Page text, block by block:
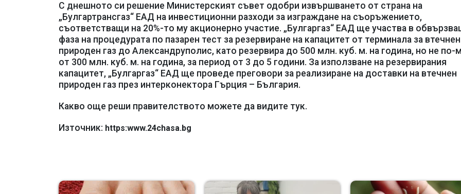
С днешното си решение Министерският съвет одобри извършването от страна на
„Булгартрансгаз“ ЕАД на инвестиционни разходи за изграждане на съоръжението,
съответстващи на 20%-то му акционерно участие. „Булгаргаз“ ЕАД ще участва в
фаза на процедурата по пазарен тест за резервиране на капацитет от терминала за втечнен
природен газ до Александруполис, като резервира до 500 млн. куб. м. на година, но не по-
от 300 млн. куб. м. на година, за период от 3 до 5 години. За използване на резервирания
капацитет, „Булгаргаз“ ЕАД ще проведе преговори за реализиране на доставки на втечнен
природен газ през интерконектора Гърция – България.
Какво още реши правителството можете да видите тук.
Източник: https:www.24chasa.bg